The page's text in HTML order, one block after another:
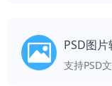
PSD图片
支持PSD